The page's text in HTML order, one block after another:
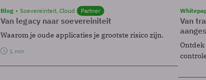
Blog Soevereinteit, Cloud Partner
Van legacy naar soevereiniteit
Waarom je oude applicaties je grootste risico zijn.
1 min
Van